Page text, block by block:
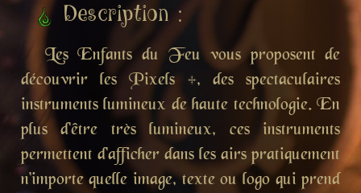
Description :
Les Enfants du Feu vous proposent de
découvrir les Pixels +, des spectaculaires
instruments lumineux de haute technologie. En
plus d'être très lumineux, ces instruments
permettent d'afficher dans les airs pratiquement
n'importe quelle image, texte ou logo qui prend